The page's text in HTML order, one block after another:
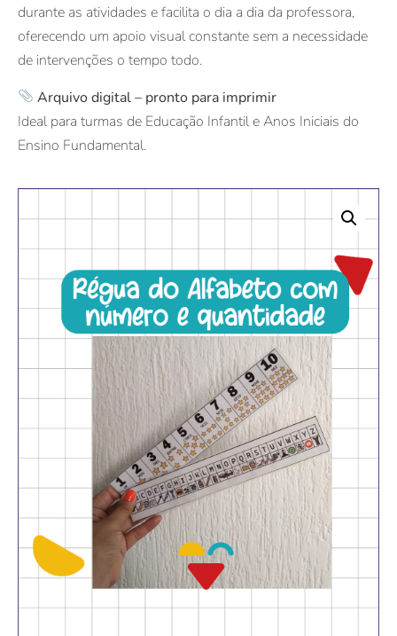
durante as atividades e facilita o dia a dia da professora,
oferecendo um apoio visual constante sem a necessidade
de intervenções o tempo todo.
Arquivo digital – pronto para imprimir
Ideal para turmas de Educação Infantil e Anos Iniciais do
Ensino Fundamental.